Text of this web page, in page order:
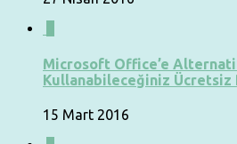
Microsoft Office’e
Kullanabileceğiniz Ücretsiz
15 Mart 2016